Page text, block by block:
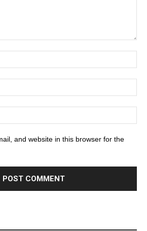
and website in this browser for the